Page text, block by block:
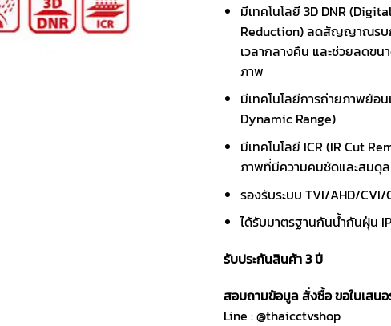
มีเทคโนโลยี 3D DNR
Reduction) ลดสัญญาณรบ
เวลากลางคืน และช่วยลดขน
ภาพ
มีเทคโนโลยีการถ่ายภาพย้อ
Dynamic Range)
มีเทคโนโลยี ICR (IR Cut
ภาพที่มีความคมชัดและสมดุ
รองรับระบบ TVI/AHD/CVI/
ได้รับมาตรฐานกันน้ำกันฝุ่น
รับประกันสินค้า 3 ปี
สอบถามข้อมูล สั่งซื้อ ขอใบเสนอ
Line : @thaicctvshop